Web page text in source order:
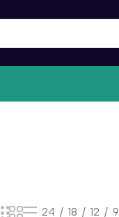
9
12
18
24